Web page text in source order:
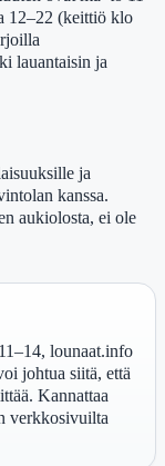
12–22 (keittiö klo
lauantaisin ja
ja
kanssa.
aukiolosta, ei ole
lounaat.info
johtua siitä, että
Kannattaa
verkkosivuilta